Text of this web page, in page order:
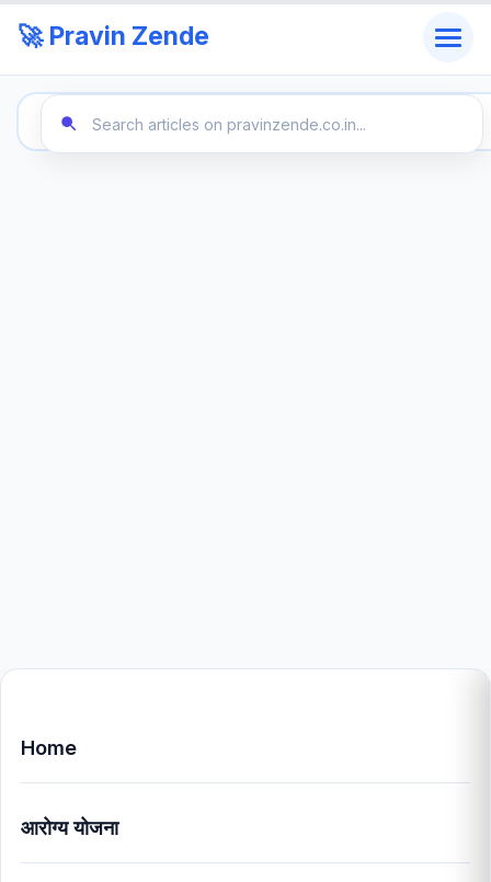
🚀 Pravin Zende
Home
आरोग्य योजना